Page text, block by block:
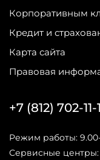
Корпоративным
Кредит и
Карта сайта
Правовая
+7 (812) 702-11-
Режим работы:
Сервисные центры: